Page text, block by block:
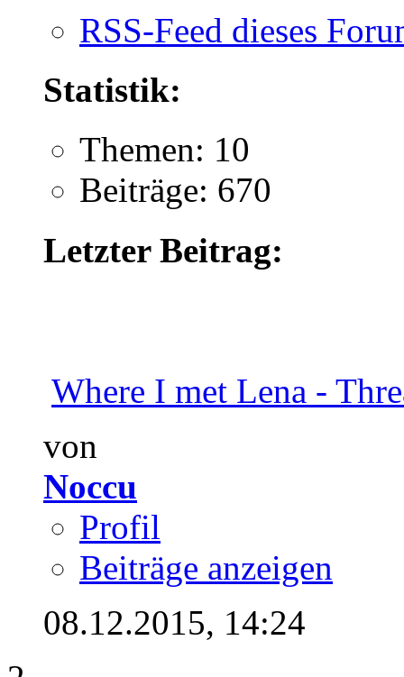
RSS-Feed dieses
Statistik:
Themen: 10
Beiträge: 670
Letzter Beitrag:
Where I met Lena -
von
Noccu
Profil
Beiträge anzeigen
08.12.2015, 14:24